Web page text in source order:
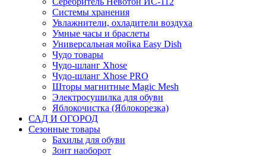
Системы хранения
Увлажнители, охладители воздуха
Умные часы и браслеты
Универсальная мойка Easy Dish
Чудо товары
Чудо-шланг Xhose
Чудо-шланг Xhose PRO
Шторы магнитные Magic Mesh
Электросушилка для обуви
Яблокочистка (Яблокорезка)
САД И ОГОРОД
Сезонные товары
Бахилы для обуви
Зонт наоборот